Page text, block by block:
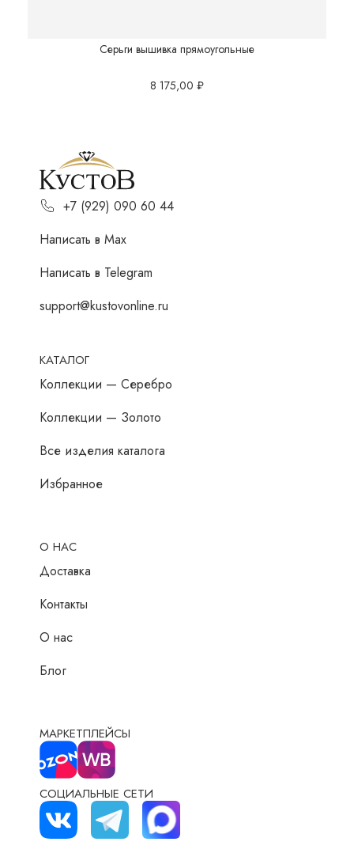
Серьги вышивка прямоугольные
8 175,00 ₽
+7 (929) 090 60 44
Написать в Мах
Написать в Telegram
support@kustovonline.ru
КАТАЛОГ
Коллекции — Серебро
Коллекции — Золото
Все изделия каталога
Избранное
О НАС
Доставка
Контакты
О нас
Блог
МАРКЕТПЛЕЙСЫ
СОЦИАЛЬНЫЕ СЕТИ